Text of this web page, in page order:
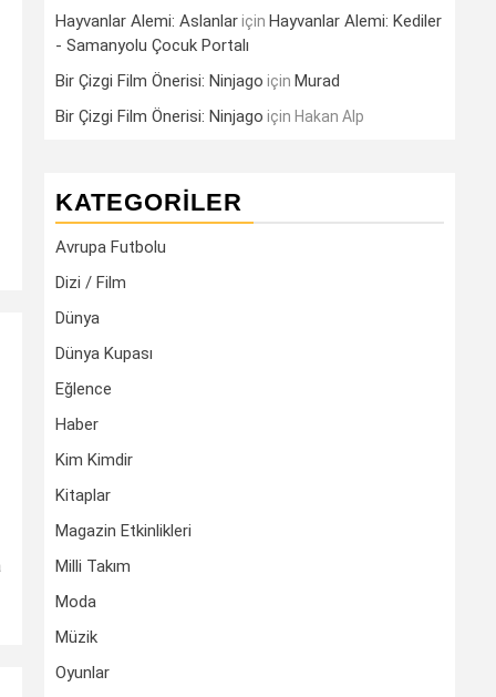
Hayvanlar Alemi: Aslanlariçin Hayvanlar Alemi: Kediler
- Samanyolu Çocuk Portalı
Bir Çizgi Film Önerisi: Ninjago için Murad
Bir Çizgi Film Önerisi: Ninjago için Hakan Alp
KATEGORILER
Avrupa Futbolu
Dizi / Film
Dünya
Dünya Kupası
Eğlence
Haber
Kim Kimdir
Kitaplar
Magazin Etkinlikleri
Milli Takım
Moda
Müzik
Oyunlar